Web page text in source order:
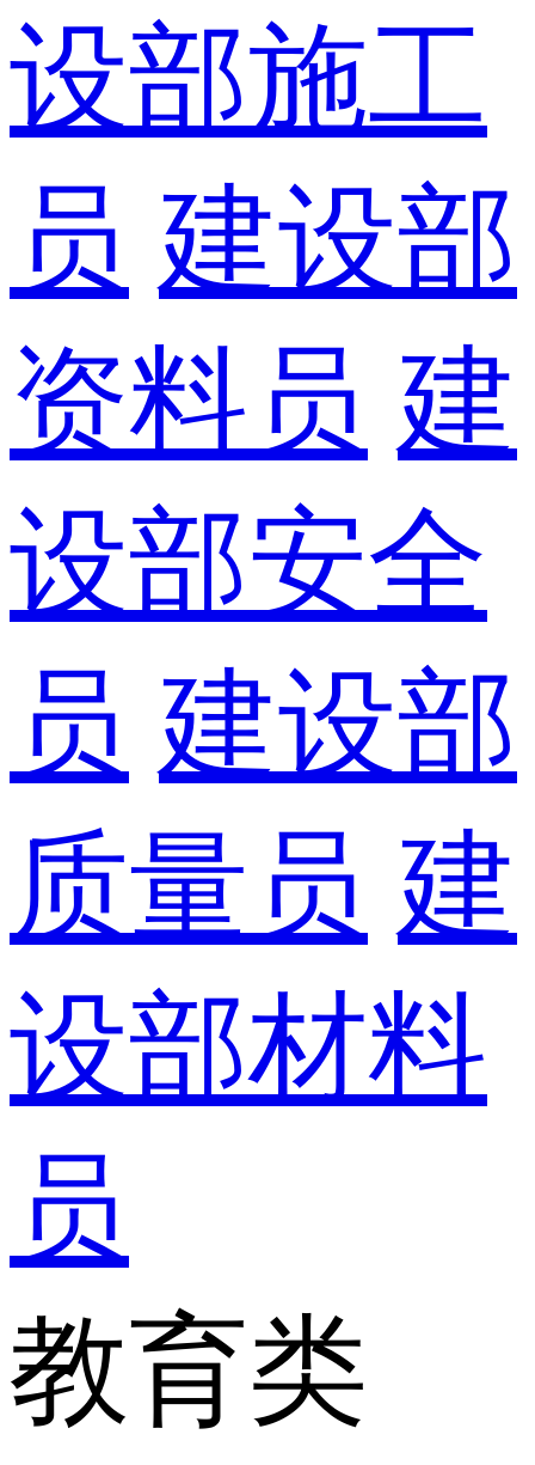
设部施工
员 建设部
资料员 建
设部安全
员 建设部
质量员 建
设部材料
员
教育类